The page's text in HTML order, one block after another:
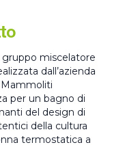
miscelatore
dall’azienda
per un bagno di
del design di
della cultura
termostatica a